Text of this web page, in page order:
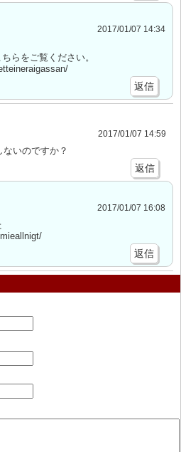
2017/01/07 14:34
らをご覧ください。
返信
2017/01/07 14:59
いのですか？
返信
2017/01/07 16:08
返信